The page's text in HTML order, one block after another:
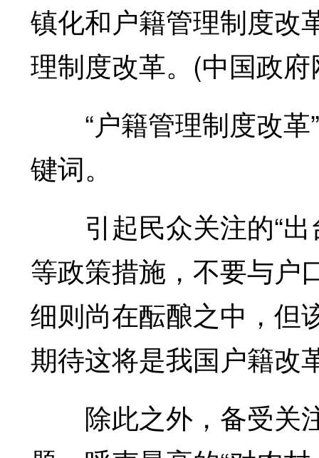
镇化和户籍管理制度改
理制度改革。(中国政
“户籍管理制度改革”
键词。
引起民众关注的“出
等政策措施，不要与户
细则尚在酝酿之中，但
期待这将是我国户籍改
除此之外，备受关